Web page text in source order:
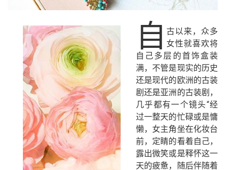
自
古以来，众多
女性就喜欢将
自己多层的首饰盒装
满，不管是现实的历史
还是现代的欧洲的古装
剧还是亚洲的古装剧，
几乎都有一个镜头“经
过一整天的忙碌或是慵
懒，女主角坐在化妆台
前，定睛的看着自己，
露出微笑或是释怀这一
天的疲惫，随后伴随着